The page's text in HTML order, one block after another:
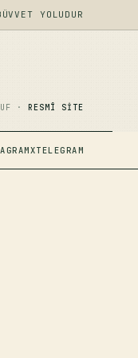
YOLUDUR
· RESMÎ SITE
XTELEGRAM